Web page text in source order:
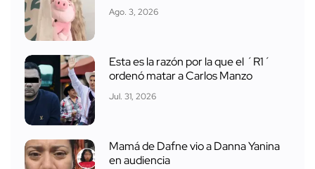
Ago. 3, 2026
Esta es la razón por la que el ´R1´
ordenó matar a Carlos Manzo
Jul. 31, 2026
Mamá de Dafne vio a Danna Yanina
en audiencia